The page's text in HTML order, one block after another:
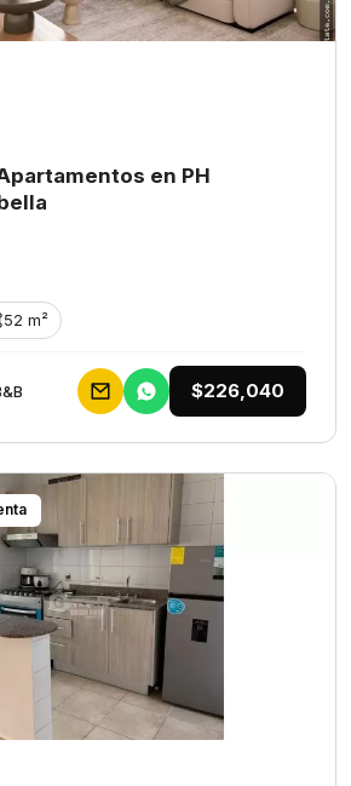
en PH
52 m²
$226,040